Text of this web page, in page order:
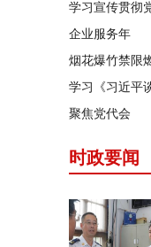
学习宣传贯彻
企业服务年
烟花爆竹禁限
学习《习近平
聚焦党代会
时政要闻